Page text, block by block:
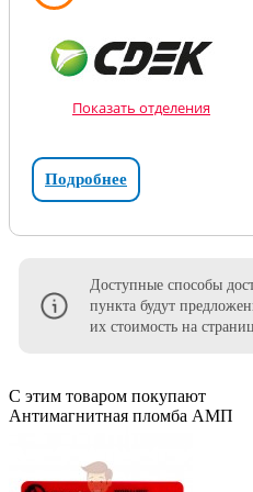
Показать отделения
Подробнее
Доступные способы
пункта будут
их стоимость на
С этим товаром покупают
Антимагнитная пломба АМП